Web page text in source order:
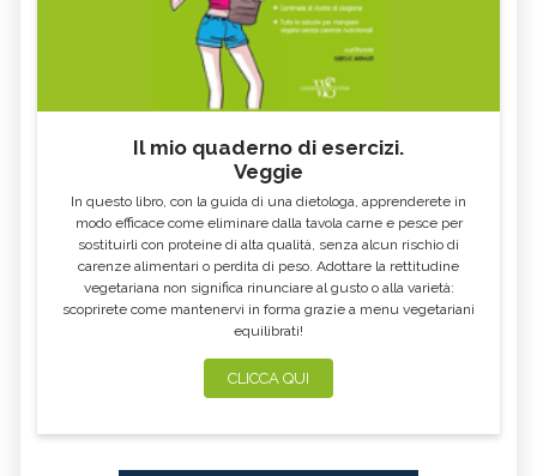
Il mio quaderno di esercizi.
Veggie
In questo libro, con la guida di una dietologa, apprenderete in
modo efficace come eliminare dalla tavola carne e pesce per
sostituirli con proteine di alta qualità, senza alcun rischio di
carenze alimentari o perdita di peso. Adottare la rettitudine
vegetariana non significa rinunciare al gusto o alla varietà:
scoprirete come mantenervi in forma grazie a menu vegetariani
equilibrati!
CLICCA QUI